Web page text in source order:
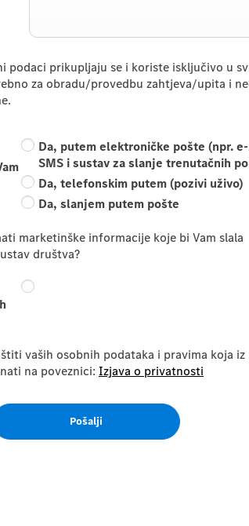
podaci prikupljaju se i koriste isključivo u
za obradu/provedbu zahtjeva/upita i
Da, putem elektroničke pošte (npr.
SMS i sustav za slanje trenutačnih
Da, telefonskim putem (pozivi uživo)
Da, slanjem putem pošte
marketinške informacije koje bi Vam slala
društva?
vaših osobnih podataka i pravima koja iz
na poveznici: Izjava o privatnosti
Pošalji